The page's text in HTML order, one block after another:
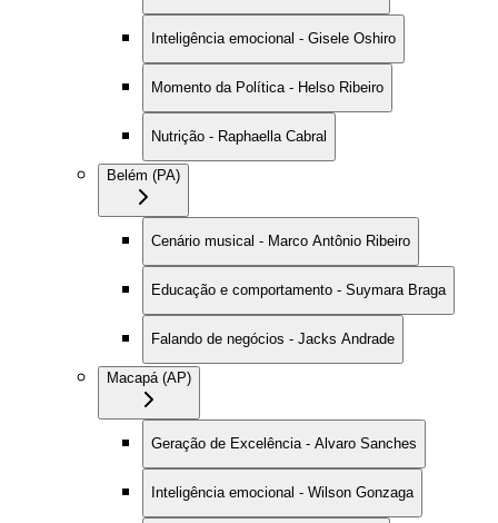
Inteligência emocional - Gisele Oshiro
Momento da Política - Helso Ribeiro
Nutrição - Raphaella Cabral
Belém (PA)
Cenário musical - Marco Antônio Ribeiro
Educação e comportamento - Suymara Braga
Falando de negócios - Jacks Andrade
Macapá (AP)
Geração de Excelência - Alvaro Sanches
Inteligência emocional - Wilson Gonzaga